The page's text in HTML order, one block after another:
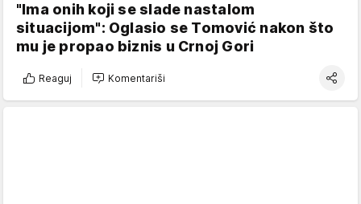
"Ima onih koji se slade nastalom
situacijom": Oglasio se Tomović nakon što
mu je propao biznis u Crnoj Gori
Reaguj Komentariši